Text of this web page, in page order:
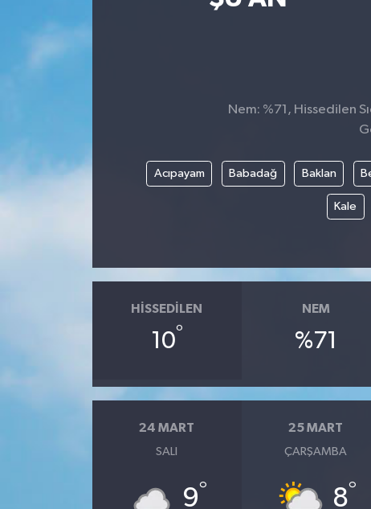
Nem: %71, Hissedilen
Acıpayam Babadağ Baklan
Kale
HISSEDILEN
10°
NEM
%71
24 MART
SALI
9°
25 MART
ÇARŞAMBA
8°
Kültür-Sanat